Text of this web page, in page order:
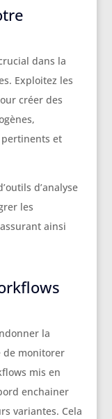
dans la
Exploitez les
créer des
et
d’analyse
les
ainsi
la
de monitorer
mis en
enchainer
variantes. Cela